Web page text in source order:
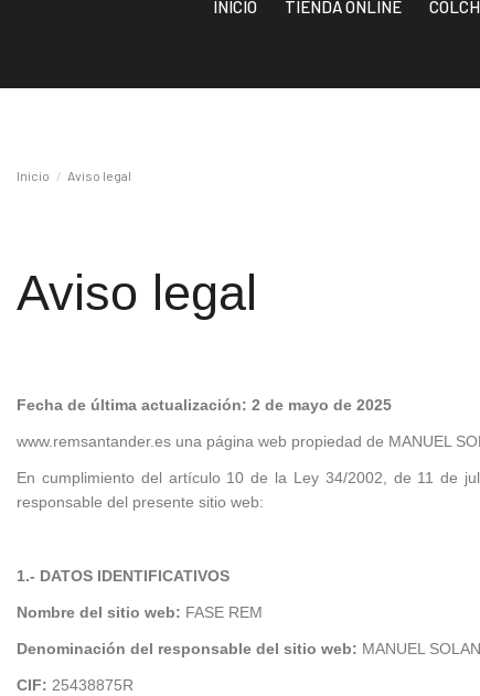
INICIO TIENDA ONLINE
Inicio Aviso legal
Aviso legal
Fecha de última actualización: 2 de mayo de 2025
www.remsantander.es una página web propiedad de MANUEL
En cumplimiento del artículo 10 de la Ley 34/2002, de 11 de
responsable del presente sitio web:
1.- DATOS IDENTIFICATIVOS
Nombre del sitio web: FASE REM
Denominación del responsable del sitio web: MANUEL
CIF: 25438875R